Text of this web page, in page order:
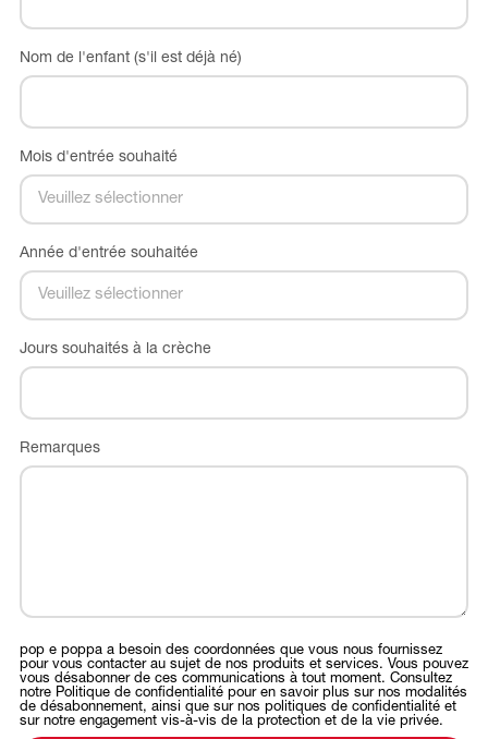
Nom de l'enfant (s'il est déjà né)
Mois d'entrée souhaité
Année d'entrée souhaitée
Jours souhaités à la crèche
Remarques
pop e poppa a besoin des coordonnées que vous nous fournissez
pour vous contacter au sujet de nos produits et services. Vous pouvez
vous désabonner de ces communications à tout moment. Consultez
notre Politique de confidentialité pour en savoir plus sur nos modalités
de désabonnement, ainsi que sur nos politiques de confidentialité et
sur notre engagement vis-à-vis de la protection et de la vie privée.